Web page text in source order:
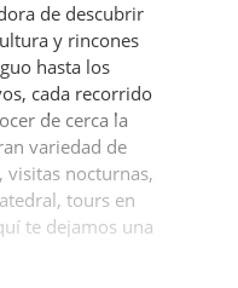
de descubrir
y rincones
hasta los
cada recorrido
de cerca la
variedad de
visitas nocturnas,
tours en
te dejamos una
la experiencia